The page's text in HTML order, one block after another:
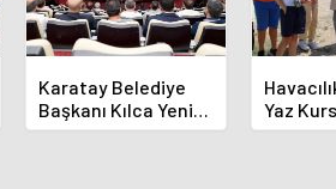
Karatay Belediye
Başkanı Kılca Yeni
Projeleri Açıkladı
Yaz